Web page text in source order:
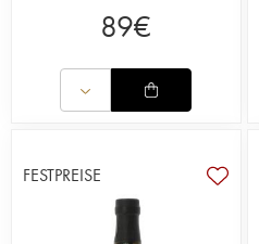
89€
FESTPREISE